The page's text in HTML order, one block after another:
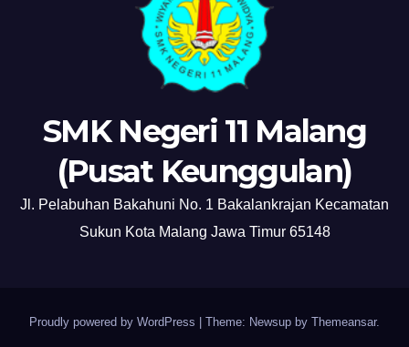
SMK Negeri 11 Malang
(Pusat Keunggulan)
Jl. Pelabuhan Bakahuni No. 1 Bakalankrajan Kecamatan
Sukun Kota Malang Jawa Timur 65148
Proudly powered by WordPress Theme: Newsup by Themeansar.